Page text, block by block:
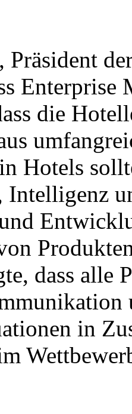
Präsident
Enterprise
die
Hotels
Intelligenz
dass alle
in